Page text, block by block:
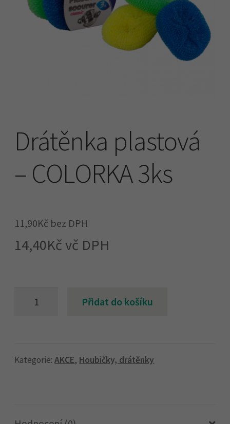
Náhradní plnění
Drátěnka plastová
– COLORKA 3ks
11,90Kč bez DPH
14,40Kčvč DPH
3ks
Přidat do košíku
Kategorie:AKCE, Houbičky, drátěnky